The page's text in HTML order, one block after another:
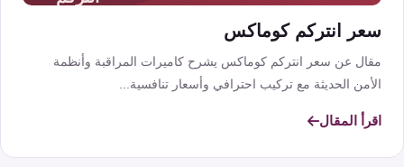
سعر انتركم كوماكس
مقال عن سعر انتركم كوماكس يشرح كاميرات المراقبة وأنظمة
الأمن الحديثة مع تركيب احترافي وأسعار تنافسية...
اقرأ المقال